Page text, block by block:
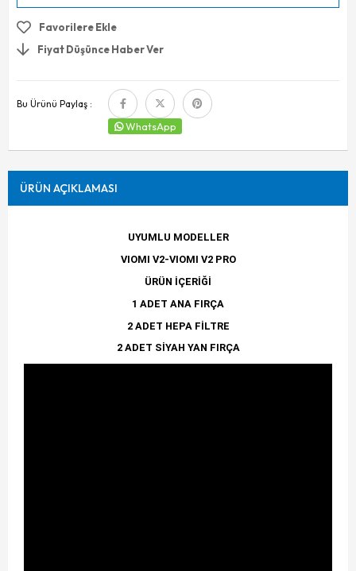
Favorilere Ekle
Fiyat Düşünce Haber Ver
Bu Ürünü Paylaş :
WhatsApp
ÜRÜN AÇIKLAMASI
UYUMLU MODELLER
VIOMI V2-VIOMI V2 PRO
ÜRÜN İÇERİĞİ
1 ADET ANA FIRÇA
2 ADET HEPA FİLTRE
2 ADET SİYAH YAN FIRÇA